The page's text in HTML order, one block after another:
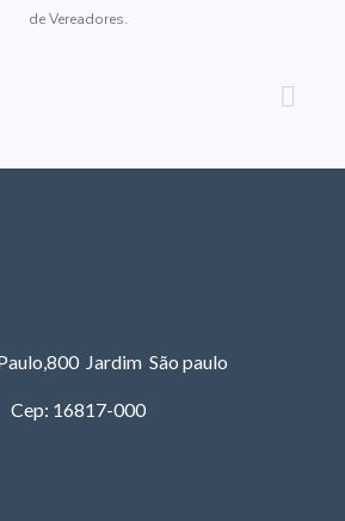
de Vereadores.
Jardim São paulo
Cep: 16817-000